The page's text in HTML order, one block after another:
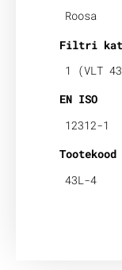
Roosa
Filtri
1 (VLT
EN ISO
12312-1
Tootekood
43L-4